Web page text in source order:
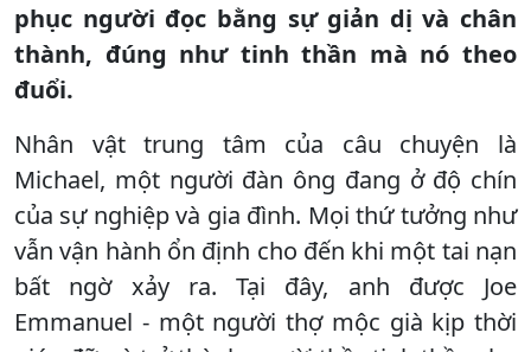
phục người đọc bằng sự giản dị và chân
thành, đúng như tinh thần mà nó theo
đuổi.
Nhân vật trung tâm của câu chuyện là
Michael, một người đàn ông đang ở độ chín
của sự nghiệp và gia đình. Mọi thứ tưởng như
vẫn vận hành ổn định cho đến khi một tai nạn
bất ngờ xảy ra. Tại đây, anh được Joe
Emmanuel - một người thợ mộc già kịp thời